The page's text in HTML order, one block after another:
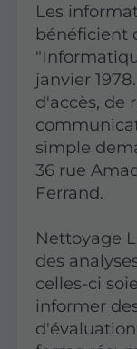
Les
bénéficient
janvier
d'accès, de
simple
36 rue
Ferrand.
Nettoyage
des
celles-ci
informer